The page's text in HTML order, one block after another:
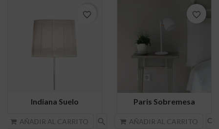
Indiana Suelo
AÑADIR AL CARRITO search
favorite_border
Paris Sobremesa
AÑADIR AL CARRITO search
favorite_border